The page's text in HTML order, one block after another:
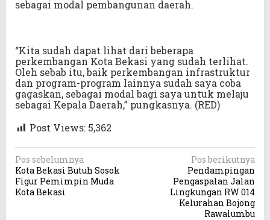
sebagai modal pembangunan daerah.
“Kita sudah dapat lihat dari beberapa
perkembangan Kota Bekasi yang sudah terlihat.
Oleh sebab itu, baik perkembangan infrastruktur
dan program-program lainnya sudah saya coba
gagaskan, sebagai modal bagi saya untuk melaju
sebagai Kepala Daerah,” pungkasnya. (RED)
Post Views: 5,362
N
a
v
Pos sebelumnya
Kota Bekasi Butuh Sosok
Figur Pemimpin Muda
Kota Bekasi
Pos berikutnya
Pendampingan
Pengaspalan Jalan
Lingkungan RW 014
Kelurahan Bojong
Rawalumbu